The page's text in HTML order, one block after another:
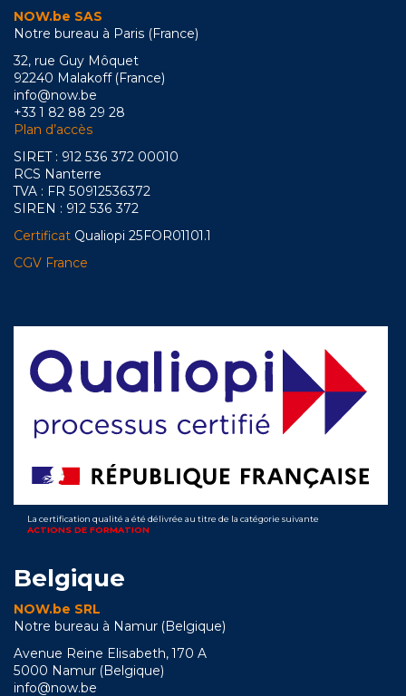
NOW.be SAS
Notre bureau à Paris (France)
32, rue Guy Môquet
92240 Malakoff (France)
info@now.be
+33 1 82 88 29 28
Plan d’accès
SIRET : 912 536 372 00010
RCS Nanterre
TVA : FR 50912536372
SIREN : 912 536 372
Certificat Qualiopi 25FOR01101.1
CGV France
La certification qualité a été délivrée au titre de la catégorie suivante
ACTIONS DE FORMATION
Belgique
NOW.be SRL
Notre bureau à Namur (Belgique)
Avenue Reine Elisabeth, 170 A
5000 Namur (Belgique)
info@now.be